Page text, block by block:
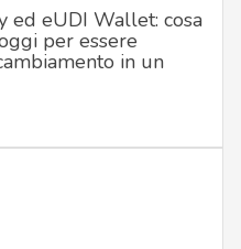
ed eUDI Wallet: cosa
per essere
in un